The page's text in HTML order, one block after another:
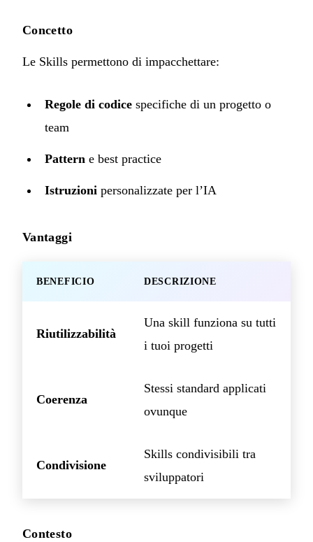
Concetto
Le Skills permettono di impacchettare:
Regole di codice specifiche di un progetto o
team
Pattern e best practice
Istruzioni personalizzate per l’IA
Vantaggi
BENEFICIO DESCRIZIONE
Riutilizzabilità
Una skill funziona su tutti
i tuoi progetti
Coerenza
Stessi standard applicati
ovunque
Condivisione
Skills condivisibili tra
sviluppatori
Contesto